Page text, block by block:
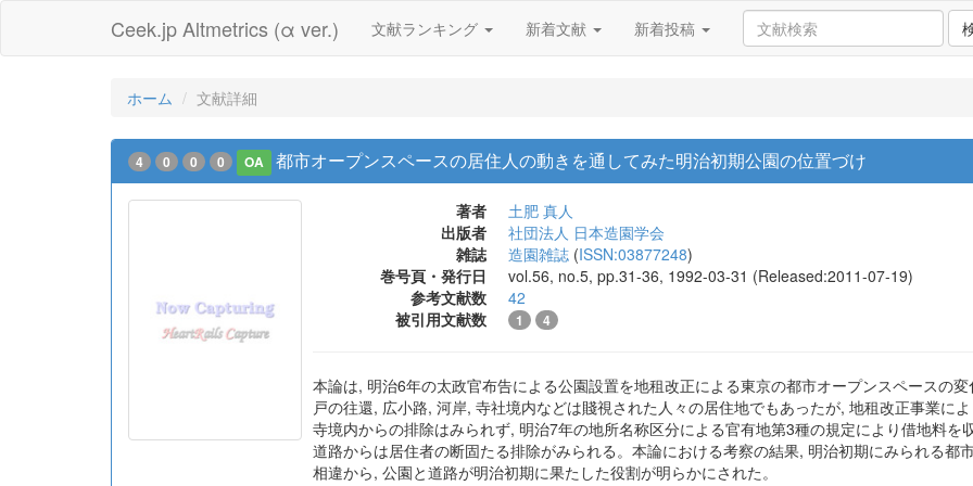
Ceek.jp Altmetrics (α ver.) 文献ランキング 新着文献 新着投稿
ホーム 文献詳細
4 0 0 0 OA 都市オープンスペースの居住人の動きを通してみた明治初期公園の位置づけ
著者
土肥 真人
出版者
社団法人 日本造園学会
雑誌
造園雑誌 (ISSN:03877248)
巻号頁・発行日
vol.56, no.5, pp.31-36, 1992-03-31 (Released:2011-07-19)
参考文献数
42
被引用文献数
1 4
本論は, 明治6年の太政官布告による公園設置を地租改正による東京の都市オープンスペースの
戸の往還, 広小路, 河岸, 寺社境内などは賤視された人々の居住地でもあったが, 地租改正事業に
寺境内からの排除はみられず, 明治7年の地所名称区分による官有地第3種の規定により借地料
道路からは居住者の断固たる排除がみられる。本論における考察の結果, 明治初期にみられる都
相違から, 公園と道路が明治初期に果たした役割が明らかにされた。